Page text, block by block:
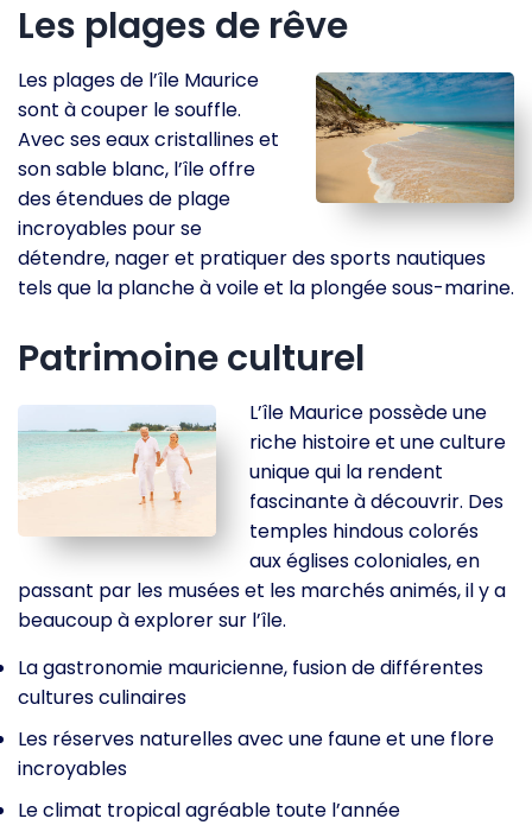
Les plages de rêve
Les plages de l’île Maurice
sont à couper le souffle.
Avec ses eaux cristallines et
son sable blanc, l’île offre
des étendues de plage
incroyables pour se
détendre, nager et pratiquer des sports nautiques
tels que la planche à voile et la plongée sous-marine.
Patrimoine culturel
L’île Maurice possède une
riche histoire et une culture
unique qui la rendent
fascinante à découvrir. Des
temples hindous colorés
aux églises coloniales, en
passant par les musées et les marchés animés, il y a
beaucoup à explorer sur l’île.
La gastronomie mauricienne, fusion de différentes
cultures culinaires
Les réserves naturelles avec une faune et une flore
incroyables
Le climat tropical agréable toute l’année